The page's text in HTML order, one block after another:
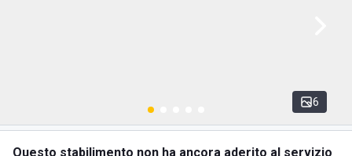
6
Questo stabilimento non ha ancora aderito al servizio